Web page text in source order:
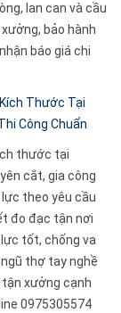
lan can và cầu
bảo hành
báo giá chi
Thước Tại
Công Chuẩn
thước tại
cắt, gia công
theo yêu cầu
đo đạc tận nơi
tốt, chống va
thợ tay nghề
xưởng cạnh
0975305574